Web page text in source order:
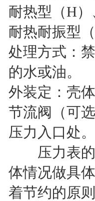
耐热型（H
耐热耐振型
处理方式：
的水或油。
外装定：壳
节流阀（可
压力入口处。
压力表的
体情况做具
着节约的原